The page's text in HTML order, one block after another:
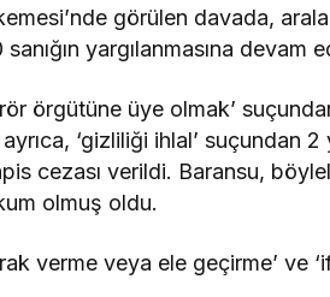
görülen davada,
yargılanmasına devam
örgütüne üye olmak’
‘gizliliği ihlal’ suçundan 2
cezası verildi. Baransu,
olmuş oldu.
verme veya ele geçirme’ ve